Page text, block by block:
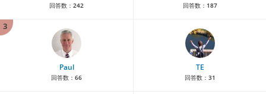
回答数： 242 回答数： 187
3
Paul
回答数： 66
TE
回答数： 31